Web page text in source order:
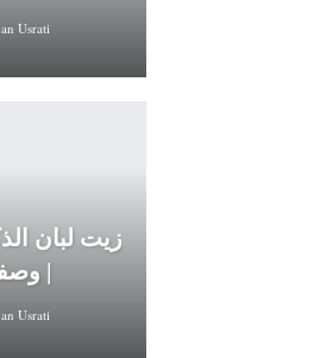
Usrati
زيت لبان
|
Usrati